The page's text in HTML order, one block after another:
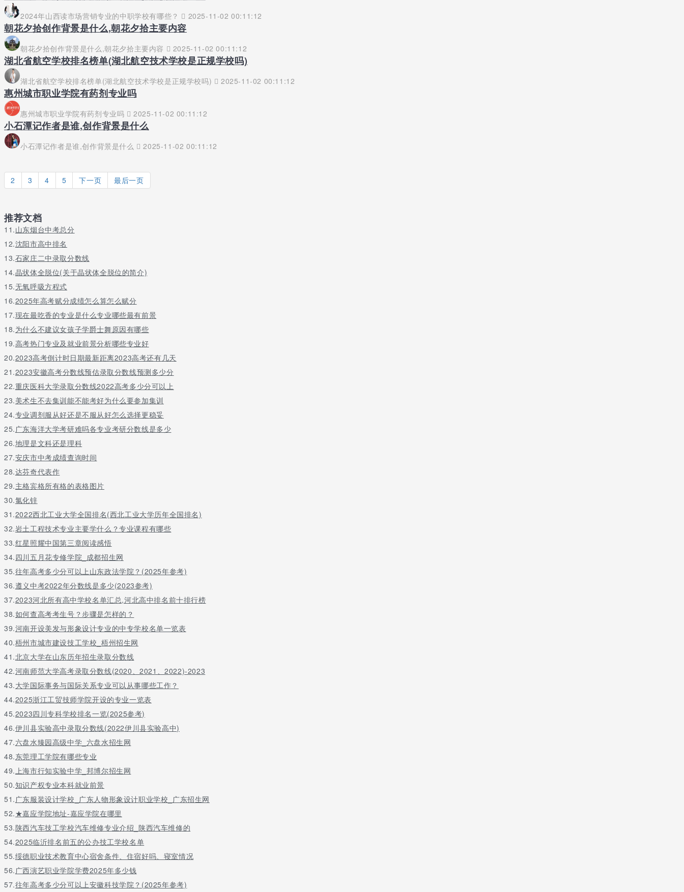
2024年山西读市场营销专业的中职学校有哪些？ 2025-11-02 00:11:12
朝花夕拾创作背景是什么,朝花夕拾主要内容
朝花夕拾创作背景是什么,朝花夕拾主要内容 2025-11-02 00:11:12
湖北省航空学校排名榜单(湖北航空技术学校是正规学校吗)
湖北省航空学校排名榜单(湖北航空技术学校是正规学校吗) 2025-11-02 00:11:12
惠州城市职业学院有药剂专业吗
惠州城市职业学院有药剂专业吗 2025-11-02 00:11:12
小石潭记作者是谁,创作背景是什么
小石潭记作者是谁,创作背景是什么 2025-11-02 00:11:12
2 3 4 5 下一页 最后一页
推荐文档
11.山东烟台中考总分
12.沈阳市高中排名
13.石家庄二中录取分数线
14.晶状体全脱位(关于晶状体全脱位的简介)
15.无氧呼吸方程式
16.2025年高考赋分成绩怎么算怎么赋分
17.现在最吃香的专业是什么专业哪些最有前景
18.为什么不建议女孩子学爵士舞原因有哪些
19.高考热门专业及就业前景分析哪些专业好
20.2023高考倒计时日期最新距离2023高考还有几天
21.2023安徽高考分数线预估录取分数线预测多少分
22.重庆医科大学录取分数线2022高考多少分可以上
23.美术生不去集训能不能考好为什么要参加集训
24.专业调剂服从好还是不服从好怎么选择更稳妥
25.广东海洋大学考研难吗各专业考研分数线是多少
26.地理是文科还是理科
27.安庆市中考成绩查询时间
28.达芬奇代表作
29.主格宾格所有格的表格图片
30.氯化锌
31.2022西北工业大学全国排名(西北工业大学历年全国排名)
32.岩土工程技术专业主要学什么？专业课程有哪些
33.红星照耀中国第三章阅读感悟
34.四川五月花专修学院_成都招生网
35.往年高考多少分可以上山东政法学院？(2025年参考)
36.遵义中考2022年分数线是多少(2023参考)
37.2023河北所有高中学校名单汇总,河北高中排名前十排行榜
38.如何查高考考生号？步骤是怎样的？
39.河南开设美发与形象设计专业的中专学校名单一览表
40.梧州市城市建设技工学校_梧州招生网
41.北京大学在山东历年招生录取分数线
42.河南师范大学高考录取分数线(2020、2021、2022)-2023
43.大学国际事务与国际关系专业可以从事哪些工作？
44.2025浙江工贸技师学院开设的专业一览表
45.2023四川专科学校排名一览(2025参考)
46.伊川县实验高中录取分数线(2022伊川县实验高中)
47.六盘水臻园高级中学_六盘水招生网
48.东莞理工学院有哪些专业
49.上海市行知实验中学_邦博尔招生网
50.知识产权专业本科就业前景
51.广东服装设计学校_广东人物形象设计职业学校_广东招生网
52.★嘉应学院地址-嘉应学院在哪里
53.陕西汽车技工学校汽车维修专业介绍_陕西汽车维修的
54.2025临沂排名前五的公办技工学校名单
55.绥德职业技术教育中心宿舍条件、住宿好吗、寝室情况
56.广西演艺职业学院学费2025年多少钱
57.往年高考多少分可以上安徽科技学院？(2025年参考)